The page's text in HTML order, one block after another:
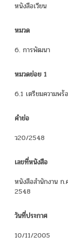
หนังสือเวียน
หมวด
6. การพัฒนา
หมวดย่อย 1
6.1 เตรียมความพ
คำย่อ
ว20/2548
เลขที่หนังสือ
หนังสือสำนักงาน
2548
วันที่ประกาศ
10/11/2005